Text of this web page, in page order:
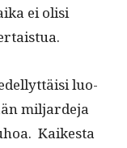
ei olisi
luo­
mil­jarde­ja
Kaikesta